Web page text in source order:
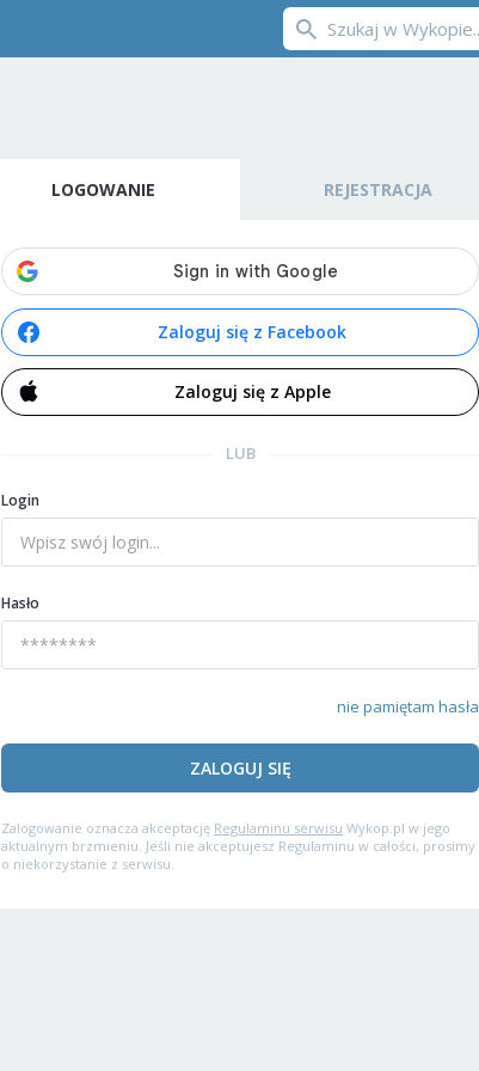
LOGOWANIE REJESTRACJA
Zaloguj się z Facebook
Zaloguj się z Apple
LUB
Login
Hasło
nie pamiętam hasła
ZALOGUJ SIĘ
Zalogowanie oznacza akceptację Regulaminu serwisu Wykop.pl w jego
aktualnym brzmieniu. Jeśli nie akceptujesz Regulaminu w całości, prosimy
o niekorzystanie z serwisu.